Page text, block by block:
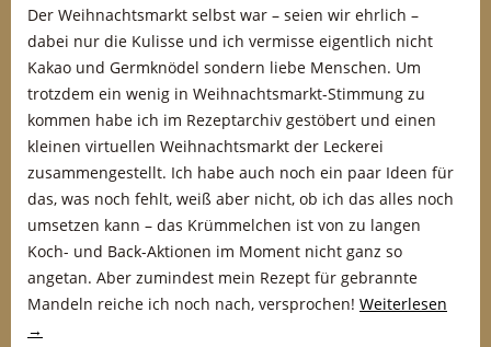
Der Weihnachtsmarkt selbst war – seien wir ehrlich –
dabei nur die Kulisse und ich vermisse eigentlich nicht
Kakao und Germknödel sondern liebe Menschen. Um
trotzdem ein wenig in Weihnachtsmarkt-Stimmung zu
kommen habe ich im Rezeptarchiv gestöbert und einen
kleinen virtuellen Weihnachtsmarkt der Leckerei
zusammengestellt. Ich habe auch noch ein paar Ideen für
das, was noch fehlt, weiß aber nicht, ob ich das alles noch
umsetzen kann – das Krümmelchen ist von zu langen
Koch- und Back-Aktionen im Moment nicht ganz so
angetan. Aber zumindest mein Rezept für gebrannte
Mandeln reiche ich noch nach, versprochen! Weiterlesen
→